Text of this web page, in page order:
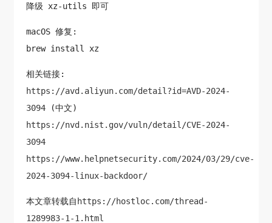
降级 xz-utils 即可
macOS 修复:
brew install xz
相关链接:
https://avd.aliyun.com/detail?id=AVD-2024-
3094(中文)
https://nvd.nist.gov/vuln/detail/CVE-2024-
3094
https://www.helpnetsecurity.com/2024/03/29/cve-
2024-3094-linux-backdoor/
本文章转载自https://hostloc.com/thread-
1289983-1-1.html